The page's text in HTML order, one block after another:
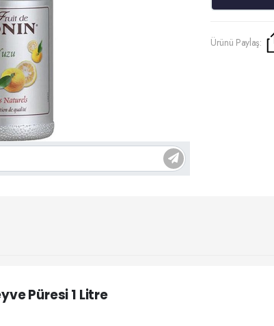
Ürünü Paylaş:
Püresi 1 Litre